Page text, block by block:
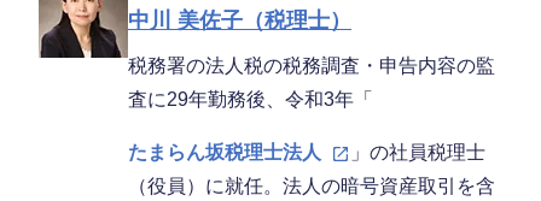
中川 美佐子（税理士）
税務署の法人税の税務調査・申告内容の監
査に29年勤務後、令和3年「
たまらん坂税理士法人
」の社員税理士
（役員）に就任。法人の暗号資産取引を含